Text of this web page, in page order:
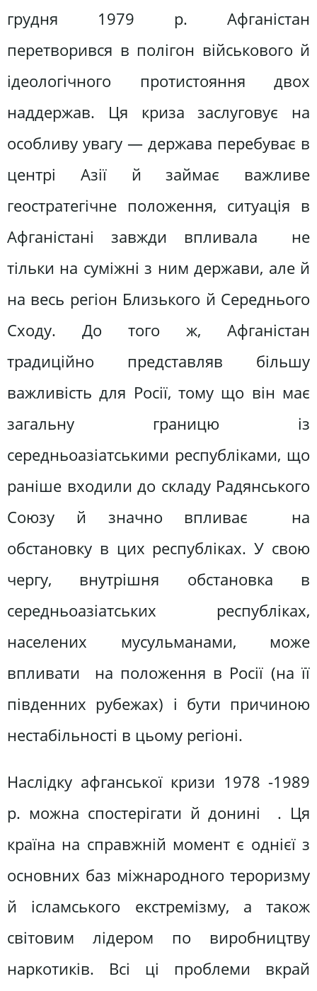
грудня 1979 р. Афганістан
перетворився в полігон військового й
ідеологічного протистояння двох
наддержав. Ця криза заслуговує на
особливу увагу — держава перебуває в
центрі Азії й займає важливе
геостратегічне положення, ситуація в
Афганістані завжди впливала не
тільки на суміжні з ним держави, але й
на весь регіон Близького й Середнього
Сходу. До того ж, Афганістан
традиційно представляв більшу
важливість для Росії, тому що він має
загальну границю із
середньоазіатськими республіками, що
раніше входили до складу Радянського
Союзу й значно впливає на
обстановку в цих республіках. У свою
чергу, внутрішня обстановка в
середньоазіатських республіках,
населених мусульманами, може
впливати на положення в Росії (на її
південних рубежах) і бути причиною
нестабільності в цьому регіоні.
Наслідку афганської кризи 1978 -1989
р. можна спостерігати й донині . Ця
країна на справжній момент є однієї з
основних баз міжнародного тероризму
й ісламського екстремізму, а також
світовим лідером по виробництву
наркотиків. Всі ці проблеми вкрай